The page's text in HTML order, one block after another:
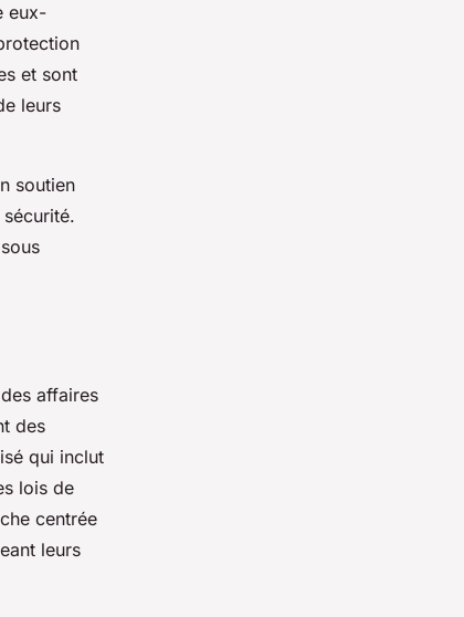
eux-
et sont
leurs
soutien
affaires
des
qui inclut
lois de
centrée
leurs